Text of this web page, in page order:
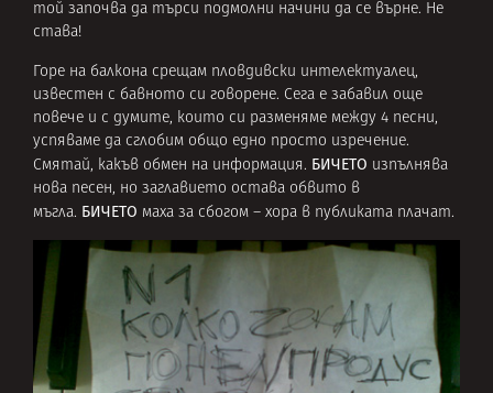
той започва да търси подмолни начини да се върне. Не
става!
Горе на балкона срещам пловдивски интелектуалец,
известен с бавното си говорене. Сега е забавил още
повече и с думите, които си разменяме между 4 песни,
успяваме да сглобим общо едно просто изречение.
Смятай, какъв обмен на информация. БИЧЕТО изпълнява
нова песен, но заглавието остава обвито в
мъгла. БИЧЕТО маха за сбогом – хора в публиката плачат.